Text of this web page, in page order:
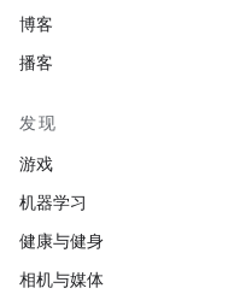
博客
播客
发现
游戏
机器学习
健康与健身
相机与媒体